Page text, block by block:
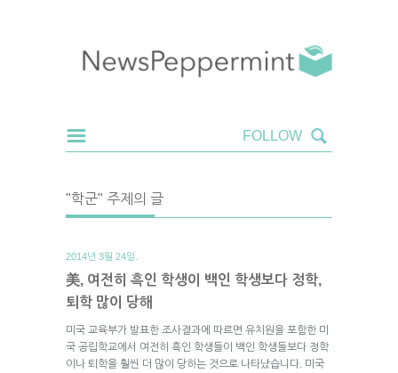
"학군" 주제의 글
2014년 3월 24일.
美, 여전히 흑인 학생이 백인 학생보다 정학,
퇴학 많이 당해
미국 교육부가 발표한 조사결과에 따르면 유치원을 포함한 미
국 공립학교에서 여전히 흑인 학생들이 백인 학생들보다 정학
이나 퇴학을 훨씬 더 많이 당하는 것으로 나타났습니다. 미국